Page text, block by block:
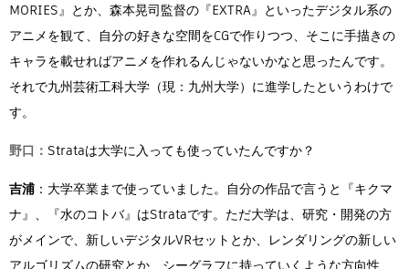
MORIES』とか、森本晃司監督の『EXTRA』といったデジタル系の
アニメを観て、自分の好きな空間をCGで作りつつ、そこに手描きの
キャラを載せればアニメを作れるんじゃないかなと思ったんです。
それで九州芸術工科大学（現：九州大学）に進学したというわけで
す。
野口： Strataは大学に入っても使っていたんですか？
吉浦 ：大学卒業まで使っていました。自分の作品で言うと『キクマ
ナ』、『水のコトバ』はStrataです。ただ大学は、研究・開発の方
がメインで、新しいデジタルVRセットとか、レンダリングの新しい